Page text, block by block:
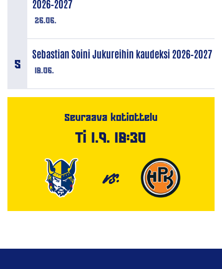
26.06.
2026–2027
18.06.
Sebastian Soini Jukureihin kaudeksi 2026–2027
Seuraava kotiottelu
Ti 1.9. 18:30
VS.